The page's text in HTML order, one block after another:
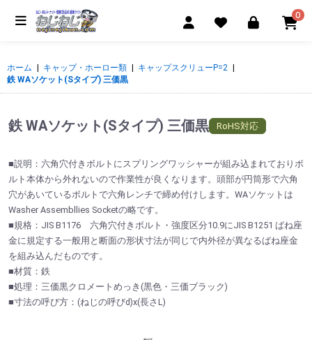
0
ホーム キャップ・ホーロー類 キャップスクリューP=2
鉄 WAソケット(Sタイプ) 三価黒
鉄 WAソケット(Sタイプ) 三価黒 RoHS対応
■説明：六角穴付きボルトにスプリングワッシャーが組み込まれておりボ
ルト本体から外れないので作業性が良くなります。頭部が円筒形で六角
穴があいているボルトで六角レンチで締め付けします。WAソケットは
Washer Assembllies Socketの略です。
■規格：JIS B1176 六角穴付きボルト・強度区分10.9にJIS B1251 ばね座
金に規定する一般用と断面の形状寸法が同じで内外径が異なるばね座金
を組み込んだものです。
■材質：鉄
■処理：三価黒クロメートめっき(黒色・三価ブラック)
■寸法の呼び方：(ねじの呼びd)x(長さL)